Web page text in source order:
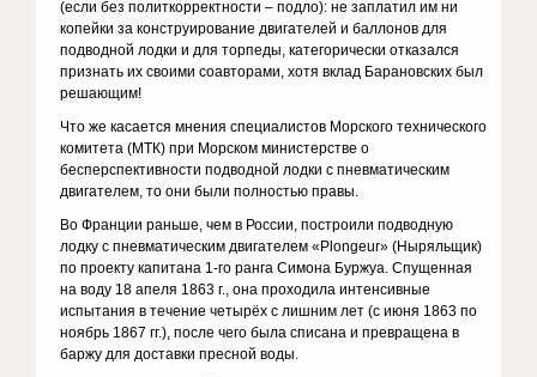
(если без политкорректности – подло): не заплатил им ни
копейки за конструирование двигателей и баллонов для
подводной лодки и для торпеды, категорически отказался
признать их своими соавторами, хотя вклад Барановских был
решающим!
Что же касается мнения специалистов Морского технического
комитета (МТК) при Морском министерстве о
бесперспективности подводной лодки с пневматическим
двигателем, то они были полностью правы.
Во Франции раньше, чем в России, построили подводную
лодку с пневматическим двигателем «Plongeur» (Ныряльщик)
по проекту капитана 1-го ранга Симона Буржуа. Спущенная
на воду 18 апеля 1863 г., она проходила интенсивные
испытания в течение четырёх с лишним лет (с июня 1863 по
ноябрь 1867 гг.), после чего была списана и превращена в
баржу для доставки пресной воды.